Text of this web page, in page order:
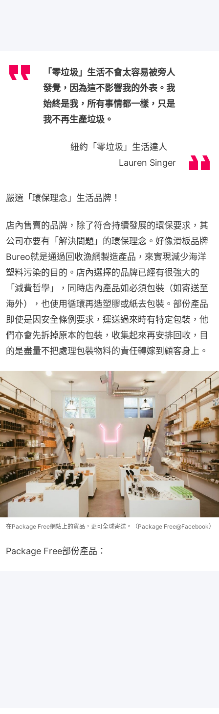
「零垃圾」生活不會太容易被旁人
發覺，因為這不影響我的外表。我
始終是我，所有事情都一樣，只是
我不再生產垃圾。
紐約「零垃圾」生活達人
Lauren Singer
嚴選「環保理念」生活品牌！
店內售賣的品牌，除了符合持續發展的環保要求，其
公司亦要有「解決問題」的環保理念。好像滑板品牌
Bureo就是通過回收漁網製造產品，來實現減少海洋
塑料污染的目的。店內選擇的品牌已經有很強大的
「減費哲學」，同時店內產品如必須包裝（如寄送至
海外），也使用循環再造塑膠或紙去包裝。部份產品
即使是因安全條例要求，運送過來時有特定包裝，他
們亦會先拆掉原本的包裝，收集起來再安排回收，目
的是盡量不把處理包裝物料的責任轉嫁到顧客身上。
在Package Free網站上的貨品，更可全球寄送。（Package Free@Facebook）
Package Free部份產品：